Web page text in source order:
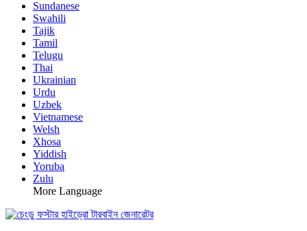
Sundanese
Swahili
Tajik
Tamil
Telugu
Thai
Ukrainian
Urdu
Uzbek
Vietnamese
Welsh
Xhosa
Yiddish
Yoruba
Zulu
More Language